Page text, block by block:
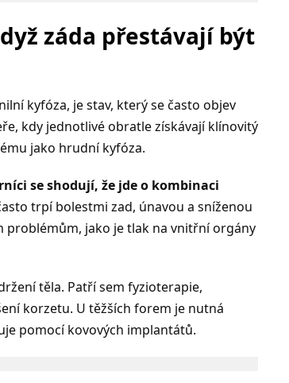
záda přestávají být
kyfóza, je stav, který se často objev
kdy jednotlivé obratle získávají klínovitý
jako hrudní kyfóza.
se shodují, že jde o kombinaci
trpí bolestmi zad, únavou a sníženou
problémům, jako je tlak na vnitřní orgány
těla. Patří sem fyzioterapie,
korzetu. U těžších forem je nutná
pomocí kovových implantátů.